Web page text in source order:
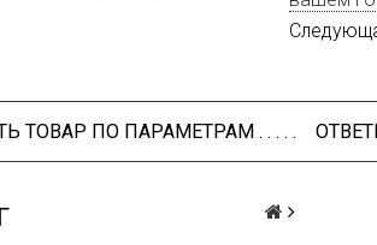
ТОВАР ПО ПАРАМЕТРАМ . . . . .